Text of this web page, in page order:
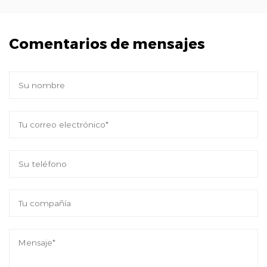
Mayor flexibilidad: la compatibilidad versátil
instalación ofrecen flexibilidad en el diseño e
diversos requisitos de aplicación con
Rentabilidad: al reducir el tiempo de
necesidad de reemplazos frecuentes,
operativos generales y maximizar el retorno
Comentarios de mensajes